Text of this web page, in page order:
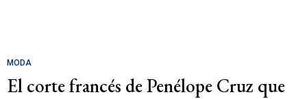
MODA
El corte francés de Penélope Cruz que